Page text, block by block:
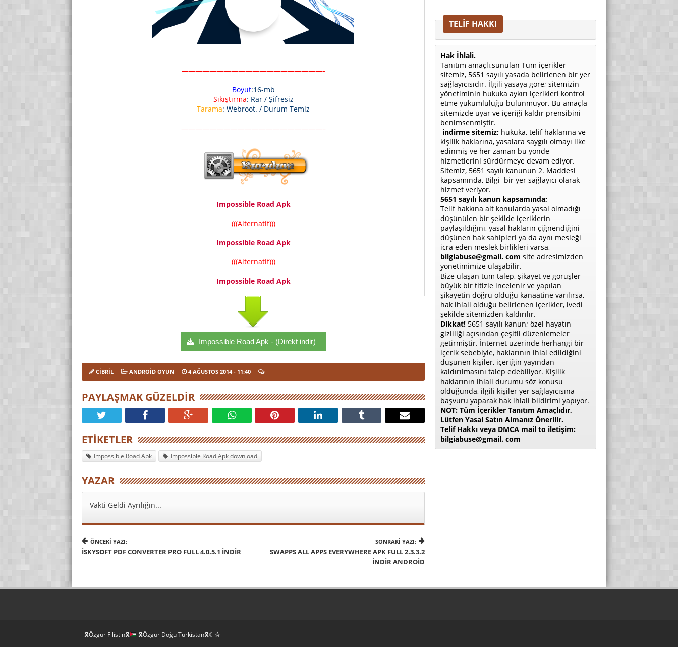
————————————————————-
Boyut:16-mb
Sıkıştırma: Rar / Şifresiz
Tarama: Webroot. / Durum Temiz
————————————————————–
Impossible Road Apk
(((Alternatif)))
Impossible Road Apk
(((Alternatif)))
Impossible Road Apk
Impossible Road Apk - (Direkt indir)
CIBRIL ANDROID OYUN 4 AĞUSTOS 2014- 11:40
PAYLAŞMAK GÜZELDIR
ETIKETLER
Impossible Road Apk Impossible Road Apk download
YAZAR
Vakti Geldi Ayrılığın...
ÖNCEKI YAZI:
ISKYSOFT PDF CONVERTER PRO FULL 4.0.5.1 İNDIR
SONRAKI YAZI:
SWAPPS ALL APPS EVERYWHERE APK FULL 2.3.3.2
İNDIR ANDROID
TELİF HAKKI
Hak İhlali.
Tanıtım amaçlı,sunulan Tüm içerikler
sitemiz, 5651 sayılı yasada belirlenen bir yer
sağlayıcısıdır. İlgili yasaya göre; sitemizin
yönetiminin hukuka aykırı içerikleri kontrol
etme yükümlülüğü bulunmuyor. Bu amaçla
sitemizde uyar ve içeriği kaldır prensibini
benimsenmiştir.
indirme sitemiz; hukuka, telif haklarına ve
kişilik haklarına, yasalara saygılı olmayı ilke
edinmiş ve her zaman bu yönde
hizmetlerini sürdürmeye devam ediyor.
Sitemiz, 5651 sayılı kanunun 2. Maddesi
kapsamında, Bilgi bir yer sağlayıcı olarak
hizmet veriyor.
5651 sayılı kanun kapsamında;
Telif hakkına ait konularda yasal olmadığı
düşünülen bir şekilde içeriklerin
paylaşıldığını, yasal hakların çiğnendiğini
düşünen hak sahipleri ya da aynı mesleği
icra eden meslek birlikleri varsa,
bilgiabuse@gmail. com site adresimizden
yönetimimize ulaşabilir.
Bize ulaşan tüm talep, şikayet ve görüşler
büyük bir titizle incelenir ve yapılan
şikayetin doğru olduğu kanaatine varılırsa,
hak ihlali olduğu belirlenen içerikler, ivedi
şekilde sitemizden kaldırılır.
Dikkat! 5651 sayılı kanun; özel hayatın
gizliliği açısından çeşitli düzenlemeler
getirmiştir. İnternet üzerinde herhangi bir
içerik sebebiyle, haklarının ihlal edildiğini
düşünen kişiler, içeriğin yayından
kaldırılmasını talep edebiliyor. Kişilik
haklarının ihlali durumu söz konusu
olduğunda, ilgili kişiler yer sağlayıcısına
başvuru yaparak hak ihlali bildirimi yapıyor.
NOT: Tüm İçerikler Tanıtım Amaçlıdır,
Lütfen Yasal Satın Almanız Önerilir.
Telif Hakkı veya DMCA mail to iletişim:
bilgiabuse@gmail. com
🎗Özgür Filistin🎗 🎗Özgür Doğu Türkistan🎗☾☆